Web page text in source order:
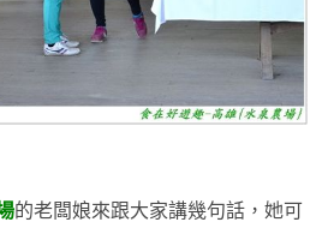
的老闆娘來跟大家講幾句話，她可